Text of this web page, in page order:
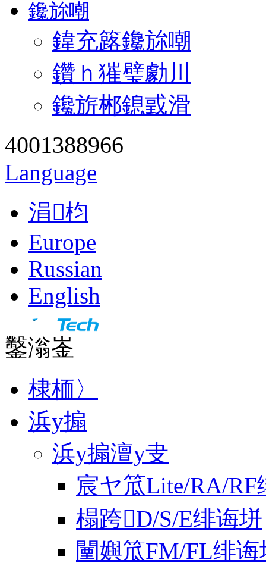
鑱旀嘲
鍏充簬鑱旀嘲
鑽ｈ獕璧勮川
鑱旂郴鎴戜滑
4001388966
Language
涓枃
Europe
Russian
English
鑿滃崟
棣栭〉
浜у搧
浜у搧澶у叏
宸ヤ笟Lite/RA/RF
榻跨D/S/E绯诲垪
闉嬩笟FM/FL绯诲